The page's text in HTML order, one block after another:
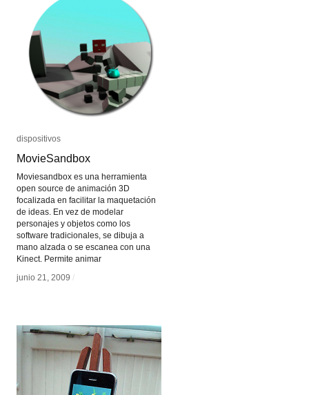
dispositivos
MovieSandbox
Moviesandbox es una herramienta
open source de animación 3D
focalizada en facilitar la maquetación
de ideas. En vez de modelar
personajes y objetos como los
software tradicionales, se dibuja a
mano alzada o se escanea con una
Kinect. Permite animar
junio 21, 2009 /
dispositivos
MovieSandbox
junio 21, 2009 /